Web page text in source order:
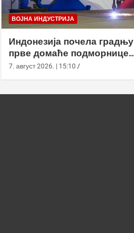
ВОЈНА ИНДУСТРИЈА
Индонезија почела градњу
прве домаће подморнице
класе Сцорпèне
7. август 2026. | 15:10